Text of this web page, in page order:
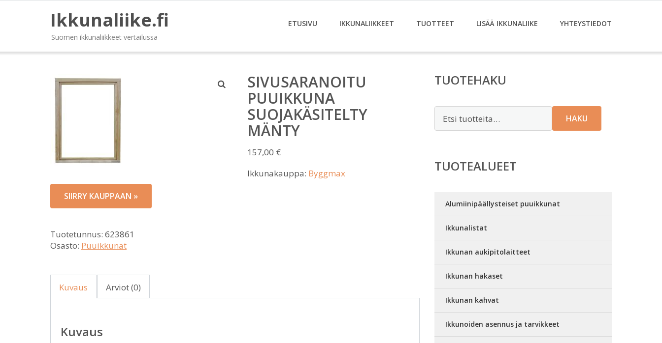
Ikkunaliike.fi
Suomen ikkunaliikkeet vertailussa
ETUSIVU IKKUNALIIKKEET TUOTTEET LISÄÄ IKKUNALIIKE YHTEYSTIEDOT
SIVUSARANOITU
PUUIKKUNA
SUOJAKÄSITELTY
MÄNTY
157,00 €
Ikkunakauppa: Byggmax
SIIRRY KAUPPAAN »
Tuotetunnus: 623861
Osasto: Puuikkunat
Kuvaus Arviot (0)
Kuvaus
TUOTEHAKU
HAKU
TUOTEALUEET
Alumiinipäällysteiset puuikkunat
Ikkunalistat
Ikkunan aukipitolaitteet
Ikkunan hakaset
Ikkunan kahvat
Ikkunoiden asennus ja tarvikkeet